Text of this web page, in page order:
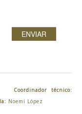
ENVIAR
Coordinador técnico:
Noemí López